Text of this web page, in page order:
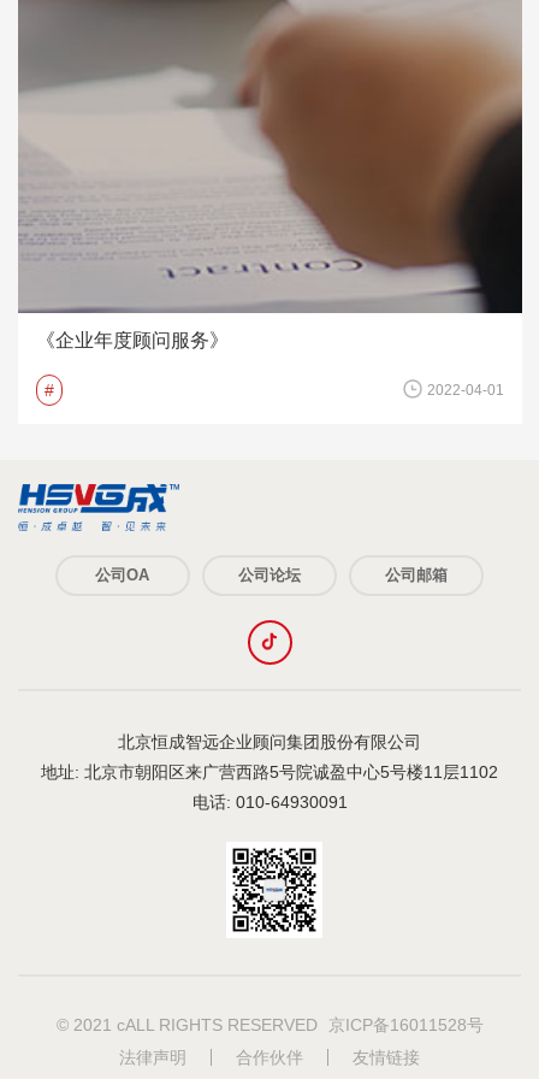
《企业年度顾问服务》
# 2022-04-01
公司OA 公司论坛 公司邮箱
北京恒成智远企业顾问集团股份有限公司
地址: 北京市朝阳区来广营西路5号院诚盈中心5号楼11层1102
电话: 010-64930091
© 2021 cALL RIGHTS RESERVED
京ICP备16011528号
法律声明
合作伙伴 友情链接